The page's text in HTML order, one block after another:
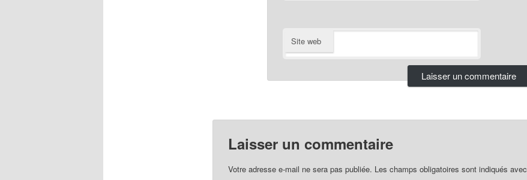
Site web
Laisser un commentaire
Votre adresse e-mail ne sera pas publiée. Les champs obligatoires sont indiqués avec